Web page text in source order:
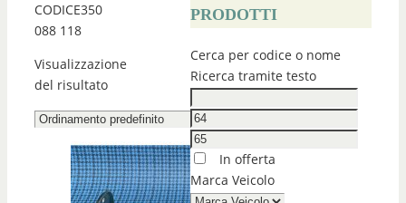
CODICE350
088 118
Visualizzazione
del risultato
PRODOTTI
Cerca per codice o nome
Ricerca tramite testo
In offerta
Marca Veicolo